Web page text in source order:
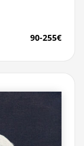
90-255€